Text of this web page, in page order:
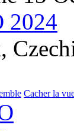
2024
Cacher la